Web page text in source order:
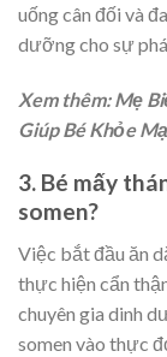
uống cân đối và
dưỡng cho sự
Xem thêm: Mẹ
Giúp Bé Khỏe
3. Bé mấy
somen?
Việc bắt đầu ăn
thực hiện cẩn
chuyên gia dinh
somen vào thực